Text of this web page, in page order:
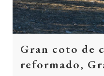
Gran coto de
reformado,